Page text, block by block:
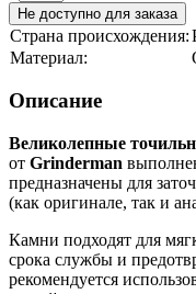
Не доступно для заказа
Страна происхождения:
Материал:
Описание
Великолепные
от Grinderman
предназначены для
(как оригинале, так и
Камни подходят для
срока службы и
рекомендуется